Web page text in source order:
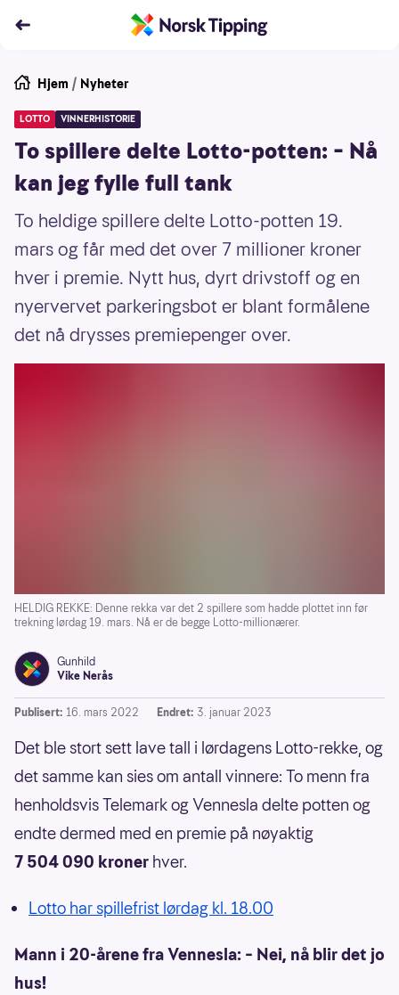
Hjem / Nyheter
LOTTO VINNERHISTORIE
To spillere delte Lotto-potten: – Nå
kan jeg fylle full tank
To heldige spillere delte Lotto-potten 19.
mars og får med det over 7 millioner kroner
hver i premie. Nytt hus, dyrt drivstoff og en
nyervervet parkeringsbot er blant formålene
det nå drysses premiepenger over.
HELDIG REKKE: Denne rekka var det 2 spillere som hadde plottet inn før
trekning lørdag 19. mars. Nå er de begge Lotto-millionærer.
Gunhild
Vike Nerås
Publisert: 16. mars 2022 Endret: 3. januar 2023
Det ble stort sett lave tall i lørdagens Lotto-rekke, og
det samme kan sies om antall vinnere: To menn fra
henholdsvis Telemark og Vennesla delte potten og
endte dermed med en premie på nøyaktig
7 504 090 kroner hver.
Lotto har spillefrist lørdag kl. 18.00
Mann i 20-årene fra Vennesla: – Nei, nå blir det jo
hus!